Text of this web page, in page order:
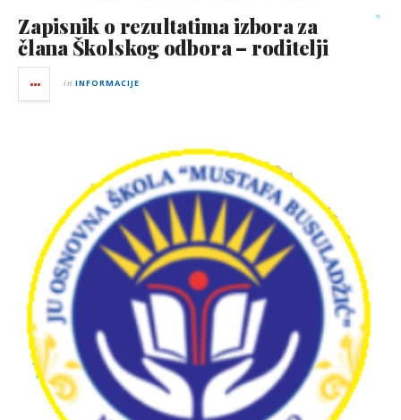
Zapisnik o rezultatima izbora za
člana Školskog odbora – roditelji
in INFORMACIJE